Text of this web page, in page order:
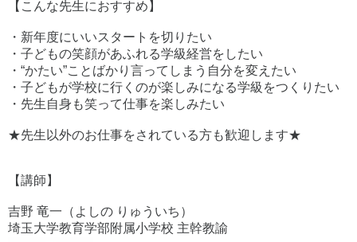
【こんな先生におすすめ】
・新年度にいいスタートを切りたい
・子どもの笑顔があふれる学級経営をしたい
・“かたい”ことばかり言ってしまう自分を変えたい
・子どもが学校に行くのが楽しみになる学級をつくりたい
・先生自身も笑って仕事を楽しみたい
★先生以外のお仕事をされている方も歓迎します★
【講師】
吉野 竜一（よしの りゅういち）
埼玉大学教育学部附属小学校 主幹教諭